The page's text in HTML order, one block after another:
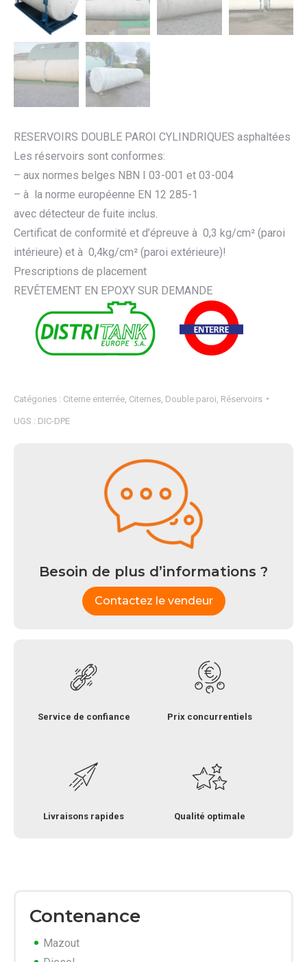
RESERVOIRS DOUBLE PAROI CYLINDRIQUES asphaltées
Les réservoirs sont conformes:
– aux normes belges NBN I 03-001 et 03-004
– à la norme européenne EN 12 285-1
avec détecteur de fuite inclus.
Certificat de conformité et d’épreuve à 0,3 kg/cm² (paroi
intérieure) et à 0,4kg/cm² (paroi extérieure)!
Prescriptions de placement
REVÊTEMENT EN EPOXY SUR DEMANDE
Catégories : Citerne enterrée Citernes Double paroi Réservoirs
UGS : DIC-DPE
Besoin de plus d’informations ?
Contactez le vendeur
Service de confiance Prix concurrentiels
Livraisons rapides Qualité optimale
Contenance
Mazout